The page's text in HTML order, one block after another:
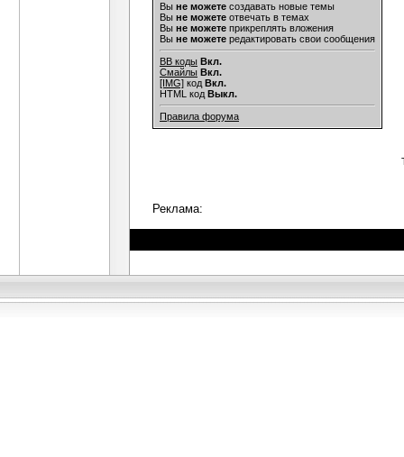
Вы не можете создавать новые темы
Вы не можете отвечать в темах
Вы не можете прикреплять вложения
Вы не можете редактировать свои сообщения
BB коды Вкл.
Смайлы Вкл.
[IMG] код Вкл.
HTML код Выкл.
Правила форума
Реклама: